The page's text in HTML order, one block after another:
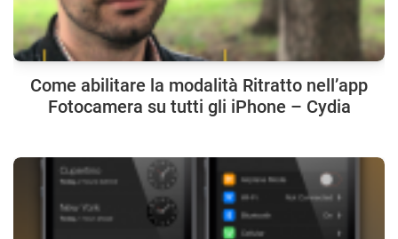
Come abilitare la modalità Ritratto nell’app
Fotocamera su tutti gli iPhone – Cydia